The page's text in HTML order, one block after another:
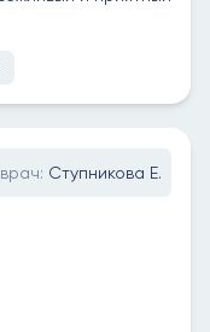
врач: Ступникова Е.